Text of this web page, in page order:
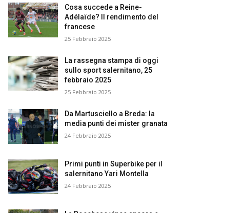
Cosa succede a Reine-
Adélaïde? Il rendimento del
francese
25 Febbraio 2025
La rassegna stampa di oggi
sullo sport salernitano, 25
febbraio 2025
25 Febbraio 2025
Da Martusciello a Breda: la
media punti dei mister granata
24 Febbraio 2025
Primi punti in Superbike per il
salernitano Yari Montella
24 Febbraio 2025